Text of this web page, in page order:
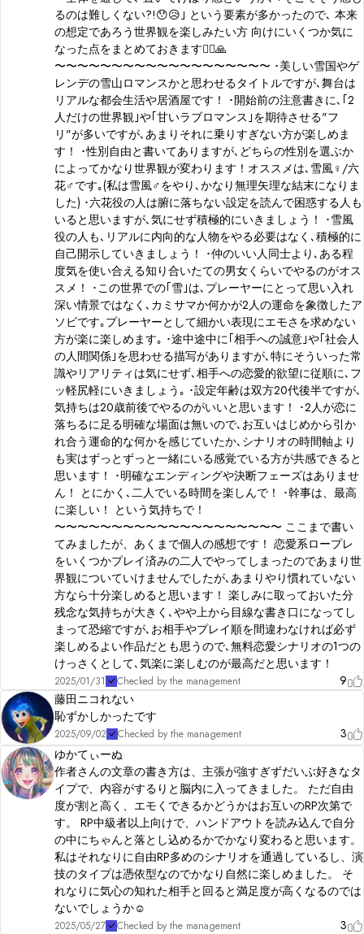
るのは難しくない?!😯😥｣ という要素が多かったので､ 本来
の想定であろう世界観を楽しみたい方 向けにいくつか気に
なった点をまとめておきます🙇‍♂️🙏
〜〜〜〜〜〜〜〜〜〜〜〜〜〜〜〜〜〜〜 ･美しい雪国やゲ
レンデの雪山ロマンスかと思わせるタイトルですが､舞台は
リアルな都会生活や居酒屋です！ ･開始前の注意書きに､｢2
人だけの世界観｣や｢甘いラブロマンス｣を期待させる"フ
リ"が多いですが､あまりそれに乗りすぎない方が楽しめま
す！ ･性別自由と書いてありますが､どちらの性別を選ぶか
によってかなり世界観が変わります！オススメは､雪風♀/六
花♂です｡(私は雪風♂をやり､かなり無理矢理な結末になりま
した) ･六花役の人は腑に落ちない設定を読んで困惑する人も
いると思いますが､気にせず積極的にいきましょう！ ･雪風
役の人も､リアルに内向的な人物をやる必要はなく､積極的に
自己開示していきましょう！ ･仲のいい人同士より､ある程
度気を使い合える知り合いたての男女くらいでやるのがオス
スメ！ ･この世界での｢雪｣は､プレーヤーにとって思い入れ
深い情景ではなく､カミサマか何かが2人の運命を象徴したア
ソビです｡プレーヤーとして細かい表現にエモさを求めない
方が楽に楽しめます｡ ･途中途中に｢相手への誠意｣や｢社会人
の人間関係｣を思わせる描写がありますが､特にそういった常
識やリアリティは気にせず､相手への恋愛的欲望に従順に､フ
ッ軽尻軽にいきましょう｡ ･設定年齢は双方20代後半ですが､
気持ちは20歳前後でやるのがいいと思います！ ･2人が恋に
落ちるに足る明確な場面は無いので､お互いはじめから引か
れ合う運命的な何かを感じていたか､シナリオの時間軸より
も実はずっとずっと一緒にいる感覚でいる方が共感できると
思います！ ･明確なエンディングや決断フェーズはありませ
ん！ とにかく､二人でいる時間を楽しんで！ ･幹事は、最高
に楽しい！ という気持ちで！
〜〜〜〜〜〜〜〜〜〜〜〜〜〜〜〜〜〜〜〜 ここまで書い
てみましたが、あくまで個人の感想です！ 恋愛系ロープレ
をいくつかプレイ済みの二人でやってしまったのであまり世
界観についていけませんでしたが､あまりやり慣れていない
方なら十分楽しめると思います！ 楽しみに取っておいた分
残念な気持ちが大きく､やや上から目線な書き口になってし
まって恐縮ですが､お相手やプレイ順を間違わなければ必ず
楽しめるよい作品だとも思うので､無料恋愛シナリオの1つの
けっさくとして､気楽に楽しむのが最高だと思います！
2025/01/31 Checked by the management
9
藤田ニコれない
恥ずかしかったです
2025/09/02 Checked by the management
3
ゆかてぃーぬ
作者さんの文章の書き方は、主張が強すぎずだいぶ好きなタ
イプで、内容がするりと脳内に入ってきました。 ただ自由
度が割と高く、エモくできるかどうかはお互いのRP次第で
す。 RP中級者以上向けで、ハンドアウトを読み込んで自分
の中にちゃんと落とし込めるかでかなり変わると思います。
私はそれなりに自由RP多めのシナリオを通過しているし、演
技のタイプは憑依型なのでかなり自然に楽しめました。 そ
れなりに気心の知れた相手と回ると満足度が高くなるのでは
ないでしょうか☺️
2025/05/27 Checked by the management
3